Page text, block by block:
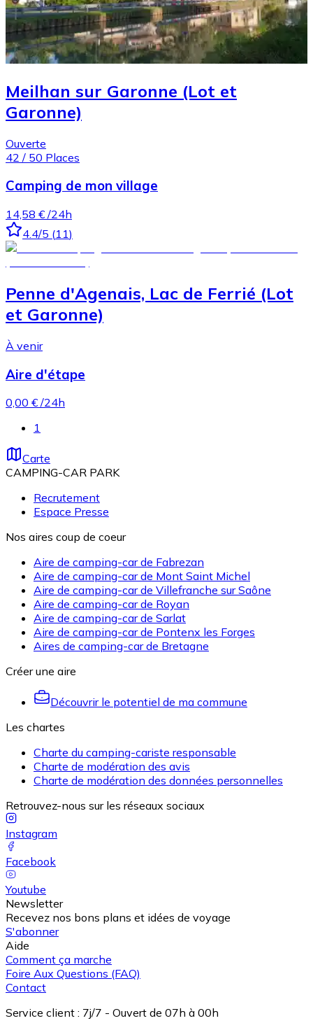
Meilhan sur Garonne (Lot et
Garonne)
Ouverte
42 / 50 Places
Camping de mon village
14,58 € /24h
4.4/5 (11)
Penne d'Agenais, Lac de Ferrié (Lot
et Garonne)
À venir
Aire d'étape
0,00 € /24h
1
Carte
CAMPING-CAR PARK
Recrutement
Espace Presse
Nos aires coup de coeur
Aire de camping-car de Fabrezan
Aire de camping-car de Mont Saint Michel
Aire de camping-car de Villefranche sur Saône
Aire de camping-car de Royan
Aire de camping-car de Sarlat
Aire de camping-car de Pontenx les Forges
Aires de camping-car de Bretagne
Créer une aire
Découvrir le potentiel de ma commune
Les chartes
Charte du camping-cariste responsable
Charte de modération des avis
Charte de modération des données personnelles
Retrouvez-nous sur les réseaux sociaux
Instagram
Facebook
Youtube
Newsletter
Recevez nos bons plans et idées de voyage
S'abonner
Aide
Comment ça marche
Foire Aux Questions (FAQ)
Contact
Service client : 7j/7 - Ouvert de 07h à 00h